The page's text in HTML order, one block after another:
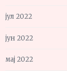
јул 2022
јун 2022
мај 2022